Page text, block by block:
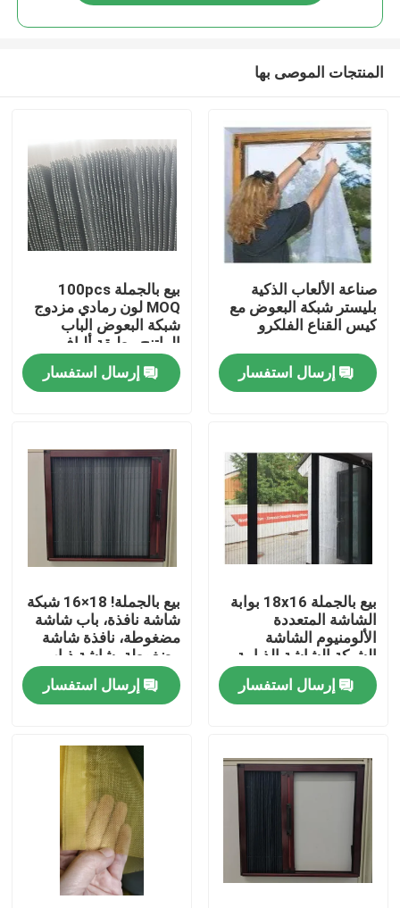
منزل
حول بنا
ضبط الجودة
اتصل بنا
طلب اقتباس
الستار المغناطيسي للباب
شاشة النافذة
المنتجات الموصى بها
صناعة الألعاب الذكية
بليستر شبكة البعوض مع
كيس القناع الفلكرو
إرسال استفسار
بيع بالجملة 100pcs
MOQ لون رمادي مزدوج
شبكة البعوض الباب
الراتنج مطبقة ألياف
الزجاج النافذة شبكة
الشاشة 0.26mmإرسال استفسار
بيع بالجملة 18x16 بوابة
الشاشة المتعددة
الألومنيوم الشاشة
الشبكة الشاشة الذبابية
لتحسين نفوذ الهواء
إرسال استفسار
بيع بالجملة! 18×16 شبكة
شاشة نافذة، باب شاشة
مضغوطة، نافذة شاشة
مضغوطة، شاشة ذباب،
شبكة البعوض
إرسال استفسار